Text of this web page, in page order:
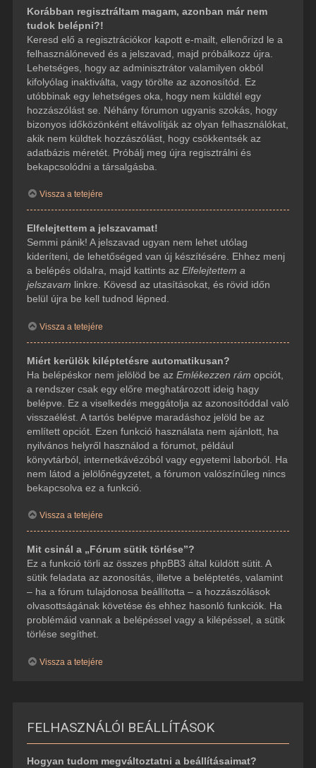
Korábban regisztráltam magam, azonban már nem
tudok belépni?!
Keresd elő a regisztrációkor kapott e-mailt, ellenőrizd le a
felhasználóneved és a jelszavad, majd próbálkozz újra.
Lehetséges, hogy az adminisztrátor valamilyen okból
kifolyólag inaktiválta, vagy törölte az azonosítód. Ez
utóbbinak egy lehetséges oka, hogy nem küldtél egy
hozzászólást se. Néhány fórumon ugyanis szokás, hogy
bizonyos időközönként eltávolítják az olyan felhasználókat,
akik nem küldtek hozzászólást, hogy csökkentsék az
adatbázis méretét. Próbálj meg újra regisztrálni és
bekapcsolódni a társalgásba.
Vissza a tetejére
Elfelejtettem a jelszavamat!
Semmi pánik! A jelszavad ugyan nem lehet utólag
kideríteni, de lehetőséged van új készítésére. Ehhez menj
a belépés oldalra, majd kattints az Elfelejtettem a
jelszavam linkre. Kövesd az utasításokat, és rövid időn
belül újra be kell tudnod lépned.
Vissza a tetejére
Miért kerülök kiléptetésre automatikusan?
Ha belépéskor nem jelölöd be az Emlékezzen rám opciót,
a rendszer csak egy előre meghatározott ideig hagy
belépve. Ez a viselkedés meggátolja az azonosítóddal való
visszaélést. A tartós belépve maradáshoz jelöld be az
említett opciót. Ezen funkció használata nem ajánlott, ha
nyilvános helyről használod a fórumot, például
könyvtárból, internetkávézóból vagy egyetemi laborból. Ha
nem látod a jelölőnégyzetet, a fórumon valószínűleg nincs
bekapcsolva ez a funkció.
Vissza a tetejére
Mit csinál a „Fórum sütik törlése”?
Ez a funkció törli az összes phpBB3 által küldött sütit. A
sütik feladata az azonosítás, illetve a beléptetés, valamint
– ha a fórum tulajdonosa beállította – a hozzászólások
olvasottságának követése és ehhez hasonló funkciók. Ha
problémáid vannak a belépéssel vagy a kilépéssel, a sütik
törlése segíthet.
Vissza a tetejére
FELHASZNÁLÓI BEÁLLÍTÁSOK
Hogyan tudom megváltoztatni a beállításaimat?